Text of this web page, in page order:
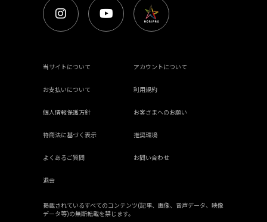
当サイトについて アカウントについて
お支払いについて 利用規約
個人情報保護方針 お客さまへのお願い
特商法に基づく表示 推奨環境
よくあるご質問 お問い合わせ
退会
掲載されているすべてのコンテンツ(記事、画像、音声データ、映像
データ等)の無断転載を禁じます。